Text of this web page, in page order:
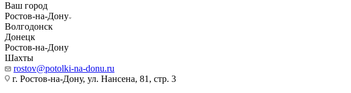
Ваш город
Ростов-на-Дону
Волгодонск
Донецк
Ростов-на-Дону
Шахты
rostov@potolki-na-donu.ru
г. Ростов-на-Дону, ул. Нансена, 81, стр. 3